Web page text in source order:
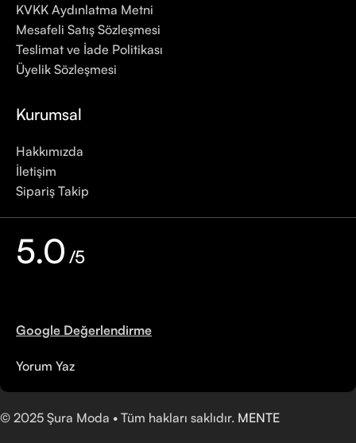
KVKK Aydınlatma Metni
Mesafeli Satış Sözleşmesi
Teslimat ve İade Politikası
Üyelik Sözleşmesi
Kurumsal
Hakkımızda
İletişim
Sipariş Takip
5.0 /5
Google Değerlendirme
Yorum Yaz
© 2025 Şura Moda • Tüm hakları saklıdır. MENTE